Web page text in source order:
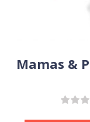
Mamas &